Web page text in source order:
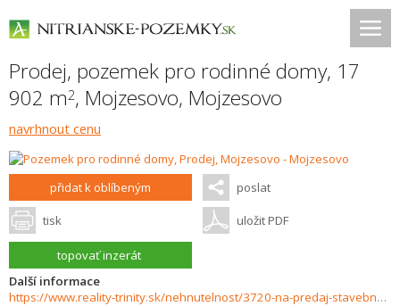
Prodej, pozemek pro rodinné domy, 17
902 m2, Mojzesovo, Mojzesovo
navrhnout cenu
přidat k oblíbeným poslat
tisk uložit PDF
topovať inzerát
Další informace
https://www.reality-trinity.sk/nehnutelnost/3720-na-predaj-stavebny-pozemok-v-obci-mojzesovo